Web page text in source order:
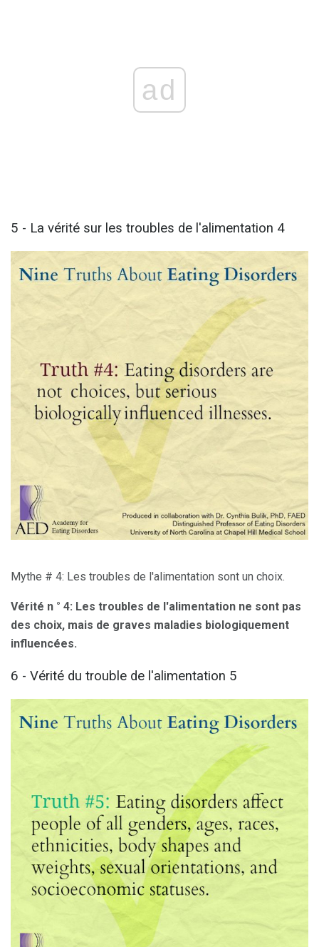
ad
5 - La vérité sur les troubles de l'alimentation 4
Mythe # 4: Les troubles de l'alimentation sont un choix.
Vérité n ° 4: Les troubles de l'alimentation ne sont pas
des choix, mais de graves maladies biologiquement
influencées.
6 - Vérité du trouble de l'alimentation 5